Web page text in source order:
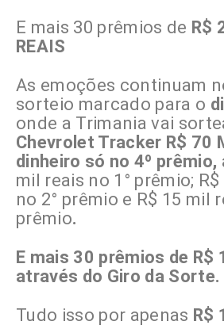
E mais 30 prêmios de R$
REAIS
As emoções continuam
sorteio marcado para o
onde a Trimania vai
Chevrolet Tracker R$ 70
dinheiro só no 4º prêmio,
mil reais no 1° prêmio;
no 2° prêmio e R$ 15 mil
prêmio.
E mais 30 prêmios de R$
através do Giro da Sorte.
Tudo isso por apenas R$